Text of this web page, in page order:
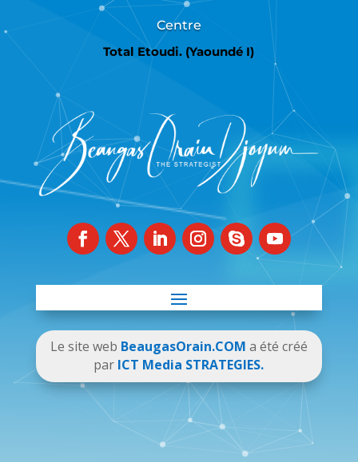
Centre
Total Etoudi. (Yaoundé I)
Le site web BeaugasOrain.COM a été créé
par ICT Media STRATEGIES.